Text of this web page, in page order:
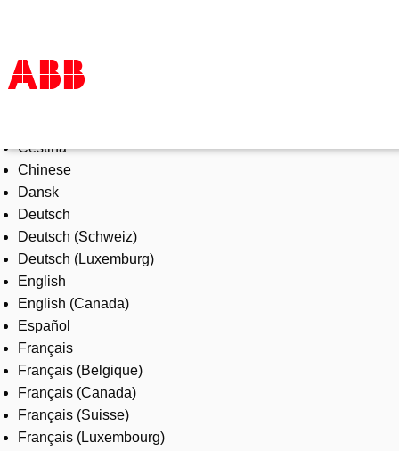
Products & Solutions
Industries
Services
About us
Where to buy
Contact us
Careers
Čeština
Chinese
Dansk
Deutsch
Deutsch (Schweiz)
Deutsch (Luxemburg)
English
English (Canada)
Español
Français
Français (Belgique)
Français (Canada)
Français (Suisse)
Français (Luxembourg)